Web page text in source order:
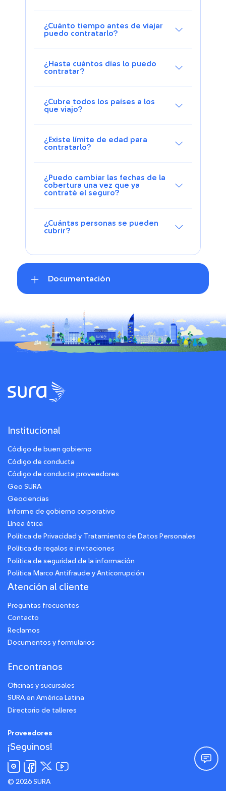
¿Cuánto tiempo antes de viajar
puedo contratarlo?
¿Hasta cuántos días lo puedo
contratar?
¿Cubre todos los países a los
que viajo?
¿Existe límite de edad para
contratarlo?
¿Puedo cambiar las fechas de la
cobertura una vez que ya
contraté el seguro?
¿Cuántas personas se pueden
cubrir?
Documentación
Institucional
Código de buen gobierno
Código de conducta
Código de conducta proveedores
Geo SURA
Geociencias
Informe de gobierno corporativo
Línea ética
Política de Privacidad y Tratamiento de Datos Personales
Política de regalos e invitaciones
Política de seguridad de la información
Política Marco Antifraude y Anticorrupción
Atención al cliente
Preguntas frecuentes
Contacto
Reclamos
Documentos y formularios
Encontranos
Oficinas y sucursales
SURA en América Latina
Directorio de talleres
Proveedores
¡Seguinos!
© 2026 SURA